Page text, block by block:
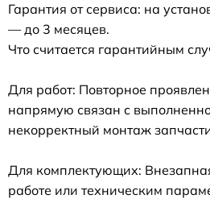
Гарантия от сервиса: на
— до 3 месяцев.
Что считается гарантийным
Для работ: Повторное
напрямую связан с
некорректный монтаж
Для комплектующих:
работе или техническим